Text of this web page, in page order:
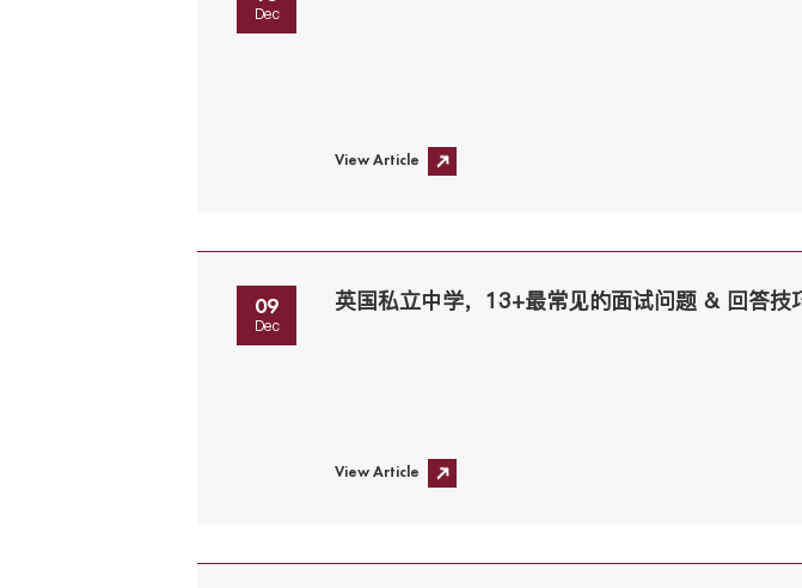
Dec
View Article
09
Dec
View Article